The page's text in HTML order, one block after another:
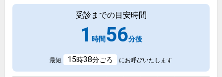
受診までの目安時間
1 時間56分後
最短 15時38分ごろ にお呼びいたします